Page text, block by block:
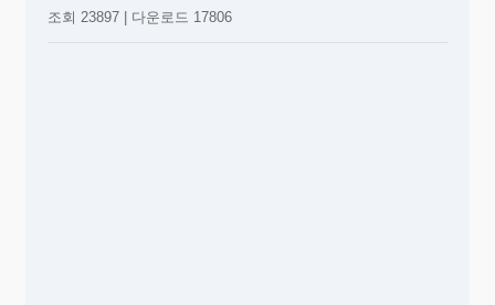
조회 23897 | 다운로드 17806